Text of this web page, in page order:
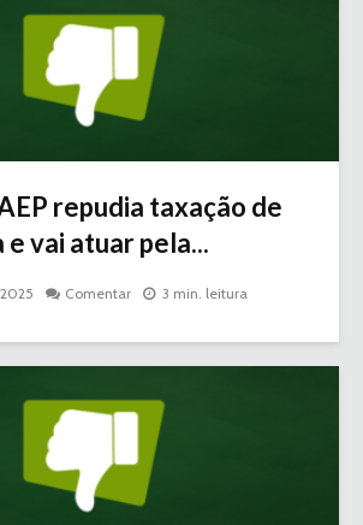
repudia taxação de
vai atuar pela...
Comentar 3 min. leitura